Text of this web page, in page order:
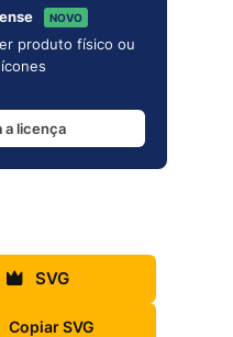
NOVO
produto físico ou
a licença
SVG
Copiar SVG